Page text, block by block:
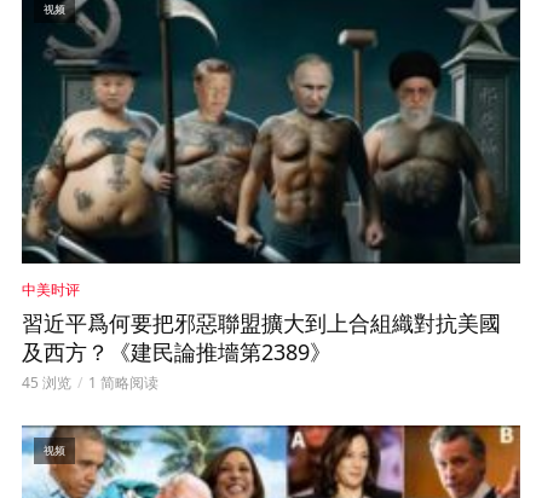
视频
中美时评
習近平爲何要把邪惡聯盟擴大到上合組織對抗美國
及西方？《建民論推墻第2389》
45 浏览 1 简略阅读
视频